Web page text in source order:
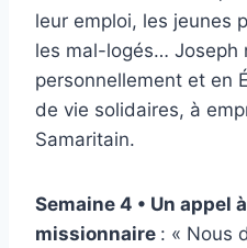
leur emploi, les jeunes
les mal-logés… Joseph
personnellement et en
de vie solidaires, à
Samaritain.
Semaine 4 • Un appel
missionnaire : « Nous